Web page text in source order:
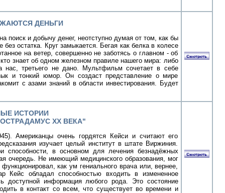
ДЕНЬГИ
поиск и добычу денег, неотступно думая от том, как бы
остатка. Круг замыкается. Бегая как белка в колесе
на ветер, совершенно не заботясь о главном - об
знает об одном железном правиле нашего мира: либо
третьего не дано. Мультфильм сочетает в себе
и тонкий юмор. Он создаст представление о мире
с азами знаний в области инвестирования. Будет
ИСТОРИИ
ХХ ВЕКА"
Американцы очень гордятся Кейси и считают его
изучает целый институт в штате Виржиния.
способности, в основном для лечения безнадёжных
очередь. Не имеющий медицинского образования, мог
как ум гениального врача или, вернее,
Кейс обладал способностью входить в измененное
доступной информация любого рода. Это состояние
в контакт со всем, что существует во времени и